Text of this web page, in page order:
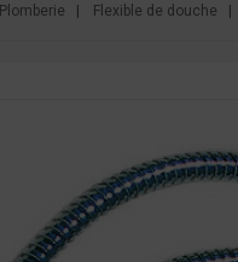
Plomberie Flexible de douche